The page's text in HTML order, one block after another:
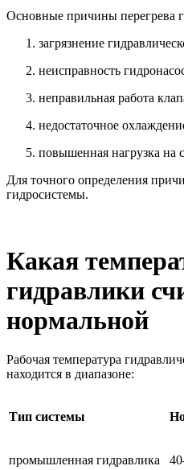
Основные причины перегрева
загрязнение
неисправность
неправильная работа
недостаточное
повышенная нагрузка на
Для точного определения
гидросистемы.
Какая
гидравлики
нормальной
Рабочая температура
находится в диапазоне:
Тип системы
промышленная гидравлика